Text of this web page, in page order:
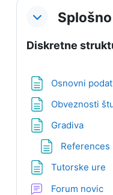
OsnutekSplošno
Diskretne
Osnovni
Obveznosti
GradivaStran
References
Tutorske ure
Forum novic